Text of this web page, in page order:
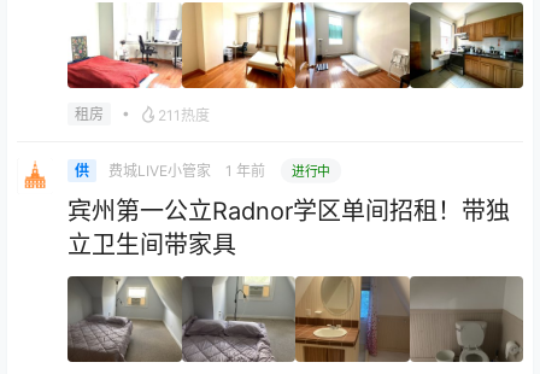
租房 • 211热度
供 费城LIVE小管家 1 年前 进行中
宾州第一公立Radnor学区单间招租！带独
立卫生间带家具